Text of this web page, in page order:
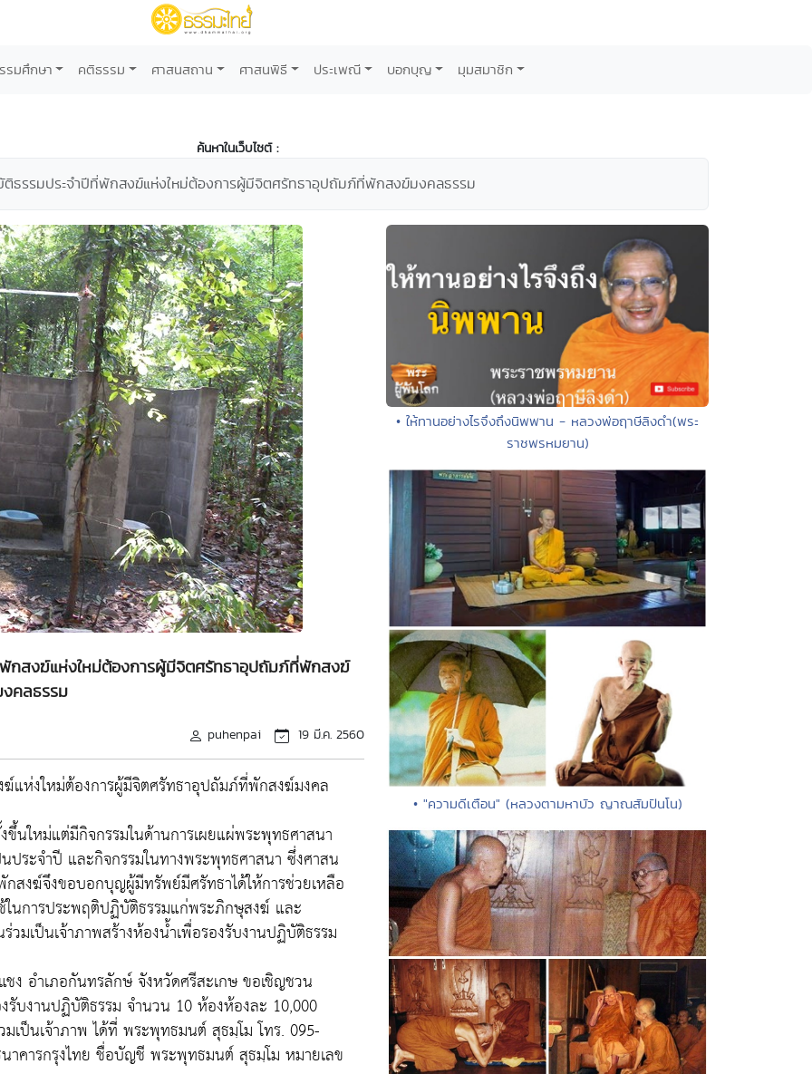
รมศึกษา คติธรรม ศาสนสถาน ศาสนพิธี ประเพณี บอกบุญ มุมสมาชิก
ค้นหาในเว็บไซต์ :
ติธรรมประจำปีที่พักสงฆ์แห่งใหม่ต้องการผู้มีจิตศรัทธาอุปถัมภ์ที่พักสงฆ์มงคลธรรม
กสงฆ์แห่งใหม่ต้องการผู้มีจิตศรัทธาอุปถัมภ์ที่พักสงฆ์
คลธรรม
puhenpai 19 มี.ค. 2560
แห่งใหม่ต้องการผู้มีจิตศรัทธาอุปถัมภ์ที่พักสงฆ์มงคล
นใหม่แต่มีกิจกรรมในด้านการเผยแผ่พระพุทธศาสนา
ประจำปี และกิจกรรมในทางพระพุทธศาสนา ซึ่งศาสน
สงฆ์จึงขอบอกบุญผู้มีทรัพย์มีศรัทธาได้ให้การช่วยเหลือ
นการประพฤติปฏิบัติธรรมแก่พระภิกษุสงฆ์ และ
เป็นเจ้าภาพสร้างห้องน้ำเพื่อรองรับงานปฏิบัติธรรม
ง อำเภอกันทรลักษ์ จังหวัดศรีสะเกษ ขอเชิญชวน
รับงานปฏิบัติธรรม จำนวน 10 ห้องห้องละ 10,000
ป็นเจ้าภาพ ได้ที่ พระพุทธมนต์ สุธมฺโม โทร. 095-
าคารกรุงไทย ชื่อบัญชี พระพุทธมนต์ สุธมฺโม หมายเลข
• ให้ทานอย่างไรจึงถึงนิพพาน - หลวงพ่อฤาษีลิงดำ(พระ
ราชพรหมยาน)
• "ความดีเตือน" (หลวงตามหาบัว ญาณสัมปันโน)